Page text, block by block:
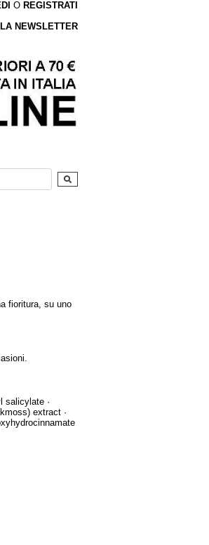
O REGISTRATI
NEWSLETTER
fioritura, su uno
salicylate ·
extract ·